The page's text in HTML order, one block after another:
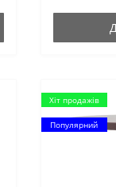
Хіт продажів
Популярний